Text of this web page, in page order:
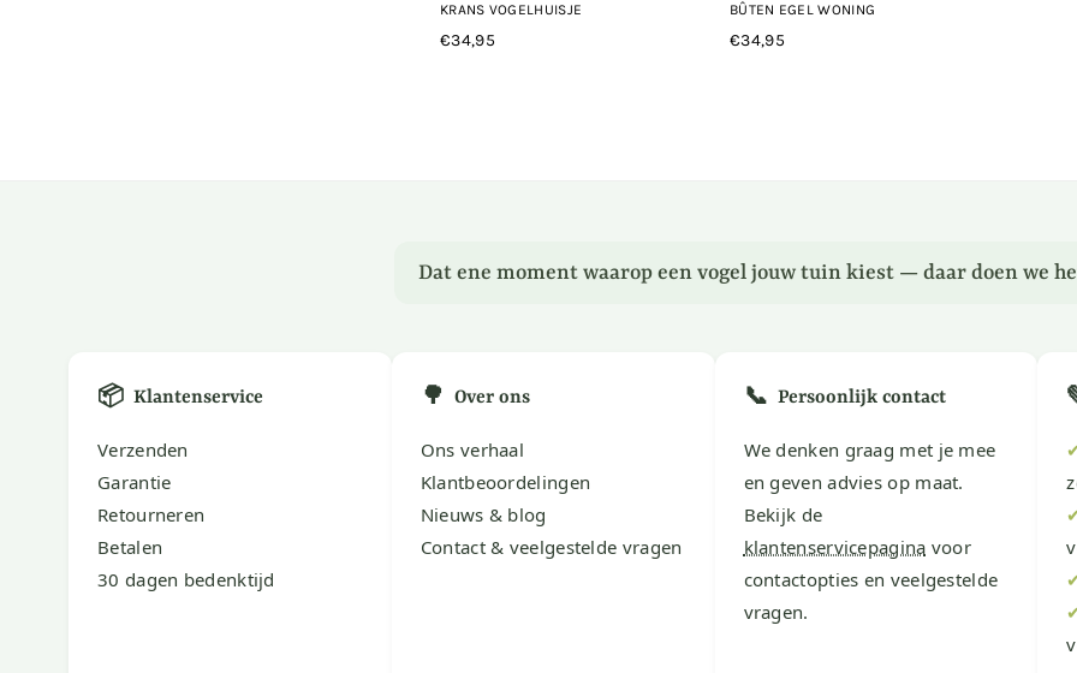
KRANS VOGELHUISJE
Normale
€34,95
BÛTEN EGEL WONING
Normale
€34,95
Dat ene moment waarop een vogel jouw tuin kiest — daar doen we
📦 Klantenservice
Verzenden
Garantie
Retourneren
Betalen
30 dagen bedenktijd
🌳 Over ons
Ons verhaal
Klantbeoordelingen
Nieuws & blog
Contact & veelgestelde vragen
📞 Persoonlijk contact
We denken graag met je mee
en geven advies op maat.
Bekijk de
klantenservicepagina voor
contactopties en veelgestelde
vragen.